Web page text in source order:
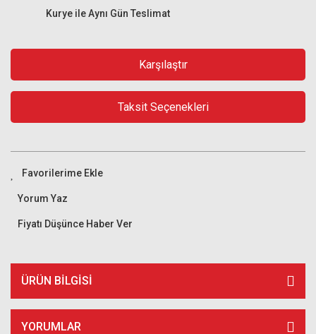
Kurye ile Aynı Gün Teslimat
Karşılaştır
Taksit Seçenekleri
Yorum Yaz
Fiyatı Düşünce Haber Ver
ÜRÜN BILGISI
YORUMLAR